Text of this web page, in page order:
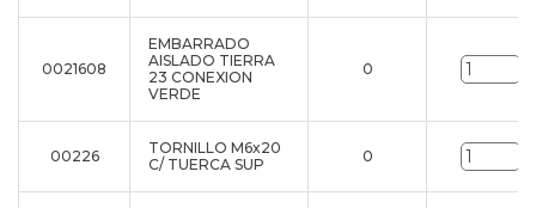
0021608
EMBARRADO
AISLADO TIERRA
23 CONEXION
VERDE
0
00226
TORNILLO M6x20
C/ TUERCA SUP
0